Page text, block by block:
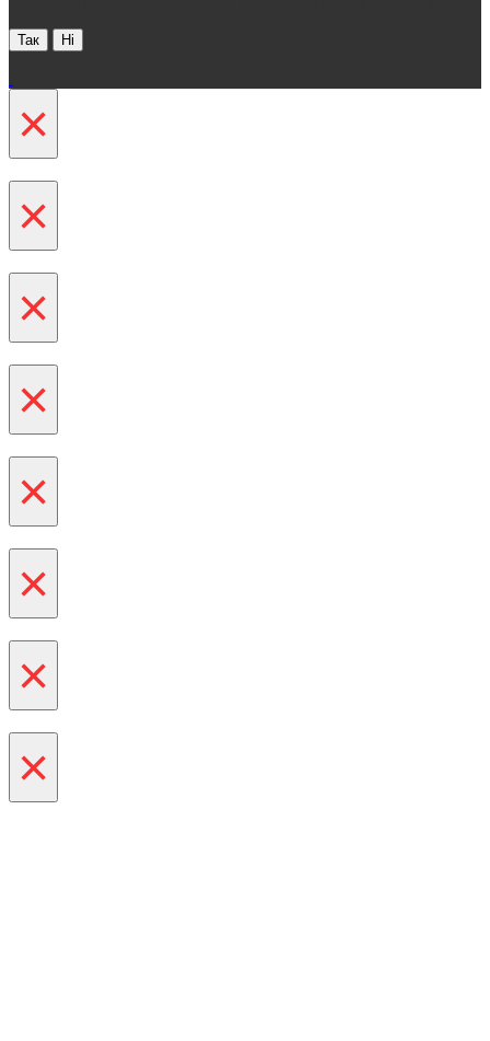
Так Ні
×
×
×
×
×
×
×
×